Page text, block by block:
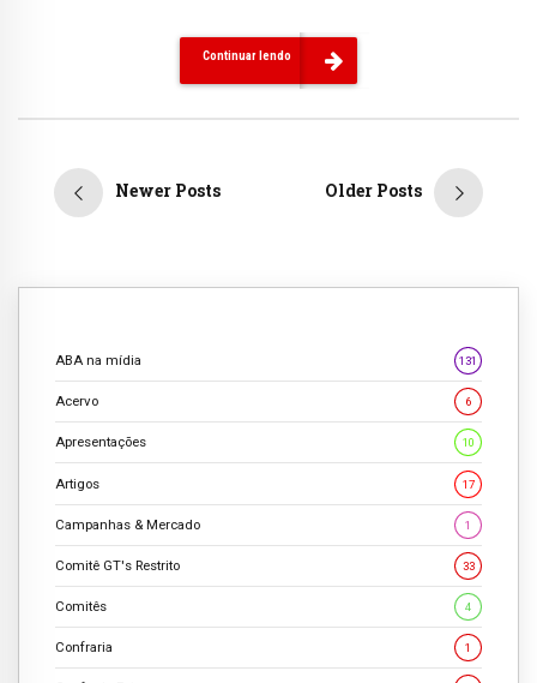
Continuar lendo
Newer Posts Older Posts
ABA na mídia 131
Acervo 6
Apresentações 10
Artigos 17
Campanhas & Mercado 1
Comitê GT's Restrito 33
Comitês 4
Confraria 1